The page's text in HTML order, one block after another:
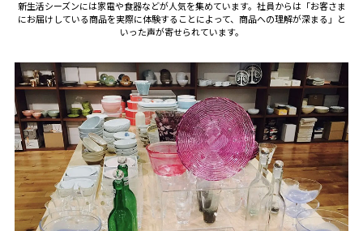
新生活シーズンには家電や食器などが人気を集めています。社員からは「お客さま
にお届けしている商品を実際に体験することによって、商品への理解が深まる」と
いった声が寄せられています。